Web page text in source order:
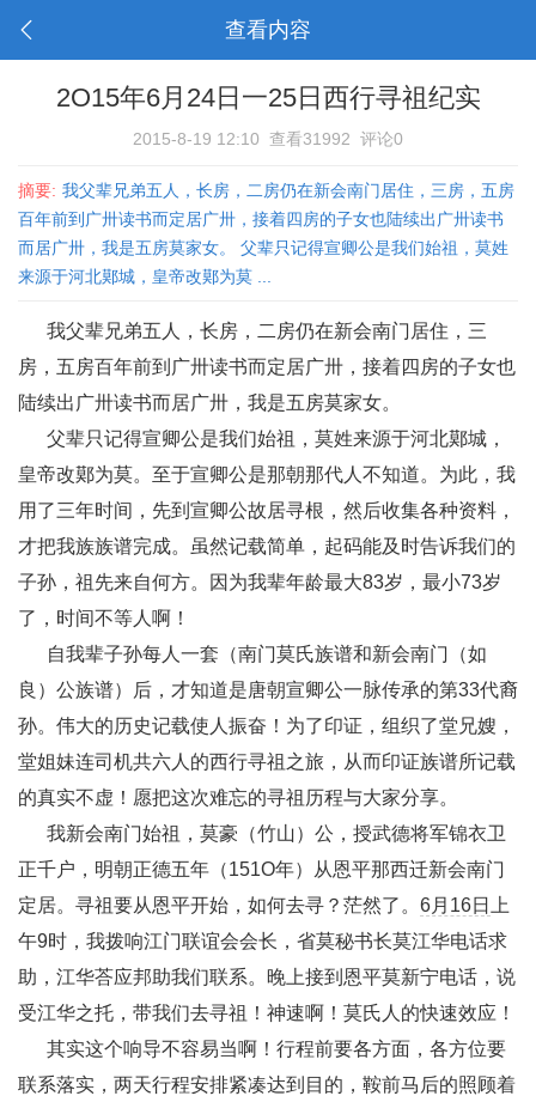
查看内容
2O15年6月24日一25日西行寻祖纪实
2015-8-19 12:10 查看31992 评论0
摘要: 我父辈兄弟五人，长房，二房仍在新会南门居住，三房，五房
百年前到广卅读书而定居广卅，接着四房的子女也陆续出广卅读书
而居广卅，我是五房莫家女。 父辈只记得宣卿公是我们始祖，莫姓
来源于河北鄚城，皇帝改鄚为莫 ...
我父辈兄弟五人，长房，二房仍在新会南门居住，三
房，五房百年前到广卅读书而定居广卅，接着四房的子女也
陆续出广卅读书而居广卅，我是五房莫家女。
父辈只记得宣卿公是我们始祖，莫姓来源于河北鄚城，
皇帝改鄚为莫。至于宣卿公是那朝那代人不知道。为此，我
用了三年时间，先到宣卿公故居寻根，然后收集各种资料，
才把我族族谱完成。虽然记载简单，起码能及时告诉我们的
子孙，祖先来自何方。因为我辈年龄最大83岁，最小73岁
了，时间不等人啊！
自我辈子孙每人一套（南门莫氏族谱和新会南门（如
良）公族谱）后，才知道是唐朝宣卿公一脉传承的第33代裔
孙。伟大的历史记载使人振奋！为了印证，组织了堂兄嫂，
堂姐妹连司机共六人的西行寻祖之旅，从而印证族谱所记载
的真实不虚！愿把这次难忘的寻祖历程与大家分享。
我新会南门始祖，莫豪（竹山）公，授武德将军锦衣卫
正千户，明朝正德五年（151O年）从恩平那西迁新会南门
定居。寻祖要从恩平开始，如何去寻？茫然了。 6月16日
上
午9时，我拨响江门联谊会会长，省莫秘书长莫江华电话求
助，江华荅应邦助我们联系。晚上接到恩平莫新宁电话，说
受江华之托，带我们去寻祖！神速啊！莫氏人的快速效应！
其实这个响导不容易当啊！行程前要各方面，各方位要
联系落实，两天行程安排紧凑达到目的，鞍前马后的照顾着